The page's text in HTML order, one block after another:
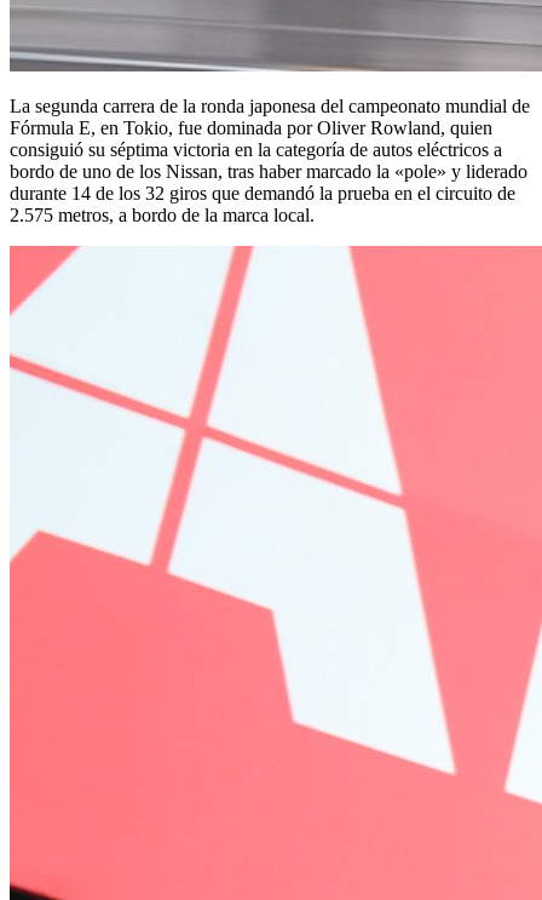
La segunda carrera de la ronda japonesa del campeonato mundial de
Fórmula E, en Tokio, fue dominada por Oliver Rowland, quien
consiguió su séptima victoria en la categoría de autos eléctricos a
bordo de uno de los Nissan, tras haber marcado la «pole» y liderado
durante 14 de los 32 giros que demandó la prueba en el circuito de
2.575 metros, a bordo de la marca local.